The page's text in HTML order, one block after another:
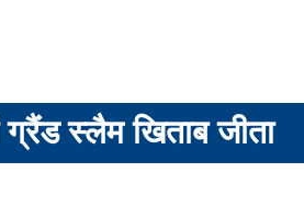
ग्रैंड स्लैम खिताब जीता